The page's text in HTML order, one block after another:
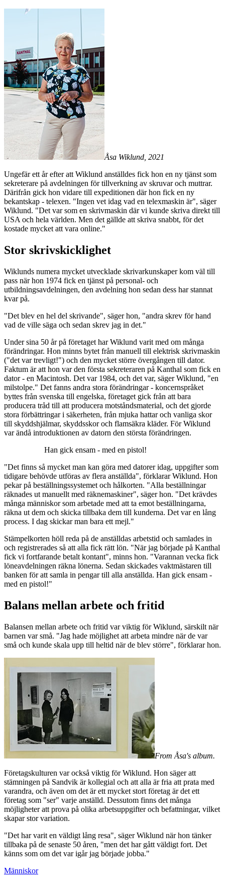
Åsa Wiklund, 2021
Ungefär ett år efter att Wiklund anställdes fick hon en ny tjänst som
sekreterare på avdelningen för tillverkning av skruvar och muttrar.
Därifrån gick hon vidare till expeditionen där hon fick en ny
bekantskap - telexen. "Ingen vet idag vad en telexmaskin är", säger
Wiklund. "Det var som en skrivmaskin där vi kunde skriva direkt till
USA och hela världen. Men det gällde att skriva snabbt, för det
kostade mycket att vara online."
Stor skrivskicklighet
Wiklunds numera mycket utvecklade skrivarkunskaper kom väl till
pass när hon 1974 fick en tjänst på personal- och
utbildningsavdelningen, den avdelning hon sedan dess har stannat
kvar på.
"Det blev en hel del skrivande", säger hon, "andra skrev för hand
vad de ville säga och sedan skrev jag in det."
Under sina 50 år på företaget har Wiklund varit med om många
förändringar. Hon minns bytet från manuell till elektrisk skrivmaskin
("det var trevligt!") och den mycket större övergången till dator.
Faktum är att hon var den första sekreteraren på Kanthal som fick en
dator - en Macintosh. Det var 1984, och det var, säger Wiklund, "en
milstolpe." Det fanns andra stora förändringar - koncernspråket
byttes från svenska till engelska, företaget gick från att bara
producera tråd till att producera motståndsmaterial, och det gjorde
stora förbättringar i säkerheten, från mjuka hattar och vanliga skor
till skyddshjälmar, skyddsskor och flamsäkra kläder. För Wiklund
var ändå introduktionen av datorn den största förändringen.
Han gick ensam - med en pistol!
"Det finns så mycket man kan göra med datorer idag, uppgifter som
tidigare behövde utföras av flera anställda", förklarar Wiklund. Hon
pekar på beställningssystemet och hålkorten. "Alla beställningar
räknades ut manuellt med räknemaskiner", säger hon. "Det krävdes
många människor som arbetade med att ta emot beställningarna,
räkna ut dem och skicka tillbaka dem till kunderna. Det var en lång
process. I dag skickar man bara ett mejl."
Stämpelkorten höll reda på de anställdas arbetstid och samlades in
och registrerades så att alla fick rätt lön. "När jag började på Kanthal
fick vi fortfarande betalt kontant", minns hon. "Varannan vecka fick
löneavdelningen räkna lönerna. Sedan skickades vaktmästaren till
banken för att samla in pengar till alla anställda. Han gick ensam -
med en pistol!"
Balans mellan arbete och fritid
Balansen mellan arbete och fritid var viktig för Wiklund, särskilt när
barnen var små. "Jag hade möjlighet att arbeta mindre när de var
små och kunde skala upp till heltid när de blev större", förklarar hon.
From Åsa's album.
Företagskulturen var också viktig för Wiklund. Hon säger att
stämningen på Sandvik är kollegial och att alla är fria att prata med
varandra, och även om det är ett mycket stort företag är det ett
företag som "ser" varje anställd. Dessutom finns det många
möjligheter att prova på olika arbetsuppgifter och befattningar, vilket
skapar stor variation.
"Det har varit en väldigt lång resa", säger Wiklund när hon tänker
tillbaka på de senaste 50 åren, "men det har gått väldigt fort. Det
känns som om det var igår jag började jobba."
Människor